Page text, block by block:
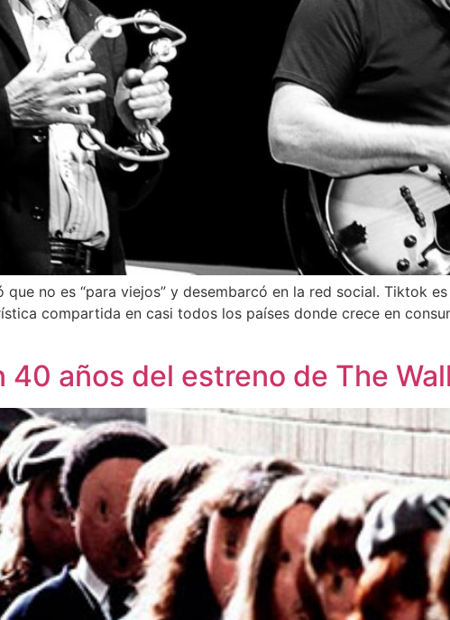
no es “para viejos” y desembarcó en la red social. Tiktok
compartida en casi todos los países donde crece en
40 años del estreno de The